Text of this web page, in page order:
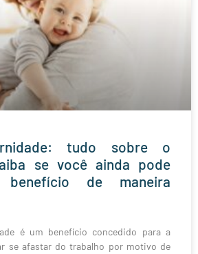
tudo sobre o
se você ainda pode
de maneira
é um benefício concedido para a
se afastar do trabalho por motivo de